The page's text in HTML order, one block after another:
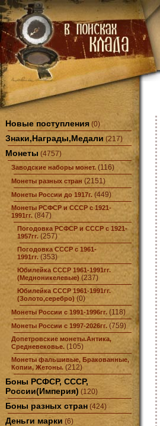
Новые поступления (0)
Знаки,Награды,Медали (217)
Монеты (4757)
Заводские наборы монет. (116)
Монеты разных стран (2151)
Монеты России до 1917г. (449)
Монеты РСФСР и СССР с 1921-
1991гг. (847)
Погодовка РСФСР и СССР с 1921-
1957гг. (257)
Погодовка СССР с 1961-
1991гг. (353)
Юбилейка СССР 1961-1991гг.
(Медноникелевые) (237)
Юбилейка СССР 1961-1991гг.
(Золото,серебро) (0)
Монеты России с 1991-1996гг. (118)
Монеты России с 1997-2026гг. (759)
Допетровские монеты.Антика,
Средневековье. (105)
Монеты фальшивые, Бракованные,
Копии, Жетоны. (212)
Боны РСФСР, СССР,
России(Империя) (120)
Боны разных стран (424)
Деньги марки (6)